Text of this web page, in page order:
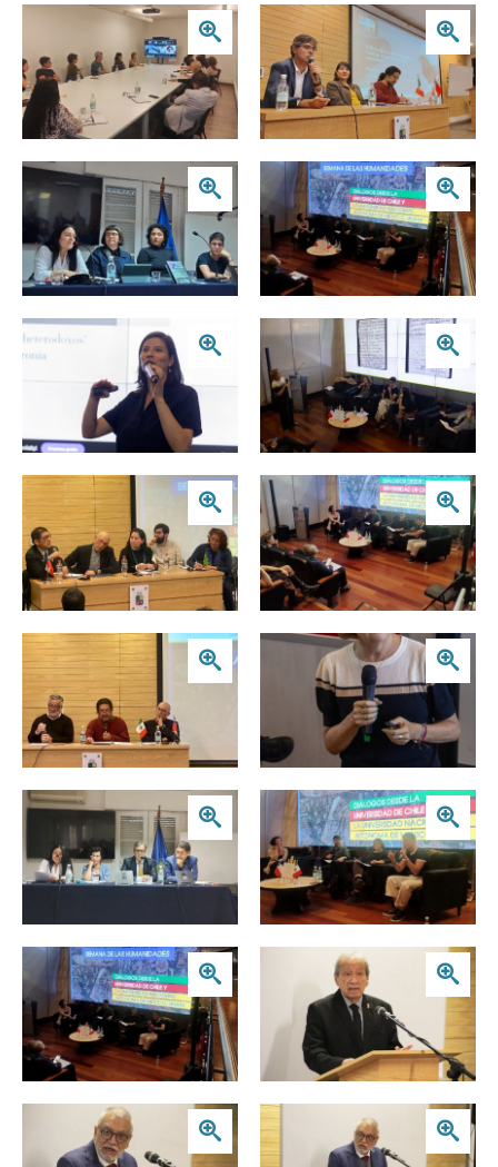
Zoom
Zoom Zoom
Zoom Zoom
Zoom Zoom
Zoom Zoom
Zoom Zoom
Zoom
Zoom